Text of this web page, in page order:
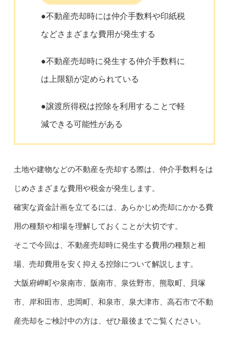
●不動産売却時には仲介手数料や印紙税
などさまざまな費用が発生する
●不動産売却時に発生する仲介手数料に
は上限額が定められている
●譲渡所得税は控除を利用することで軽
減できる可能性がある
土地や建物などの不動産を売却する際は、仲介手数料をは
じめさまざまな費用や税金が発生します。
確実な資金計画を立てるには、あらかじめ売却にかかる費
用の種類や相場を理解しておくことが大切です。
そこで今回は、不動産売却時に発生する費用の種類と相
場、売却費用を安く抑える控除について解説します。
大阪府岬町や泉南市、阪南市、泉佐野市、熊取町、貝塚
市、岸和田市、忠岡町、和泉市、泉大津市、高石市で不動
産売却をご検討中の方は、ぜひ最後までご覧ください。